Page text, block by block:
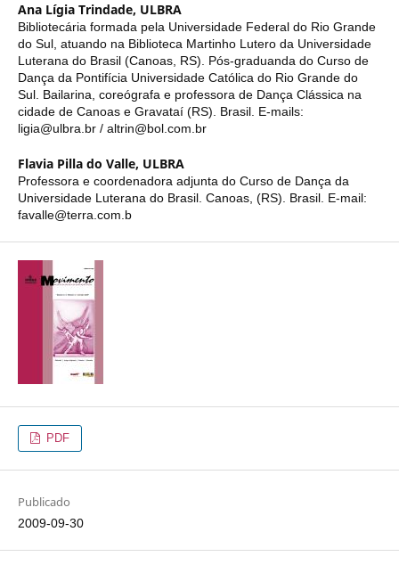
Ana Lígia Trindade, ULBRA
Bibliotecária formada pela Universidade Federal do Rio Grande
do Sul, atuando na Biblioteca Martinho Lutero da Universidade
Luterana do Brasil (Canoas, RS). Pós-graduanda do Curso de
Dança da Pontifícia Universidade Católica do Rio Grande do
Sul. Bailarina, coreógrafa e professora de Dança Clássica na
cidade de Canoas e Gravataí (RS). Brasil. E-mails:
ligia@ulbra.br / altrin@bol.com.br
Flavia Pilla do Valle, ULBRA
Professora e coordenadora adjunta do Curso de Dança da
Universidade Luterana do Brasil. Canoas, (RS). Brasil. E-mail:
favalle@terra.com.b
PDF
Publicado
2009-09-30